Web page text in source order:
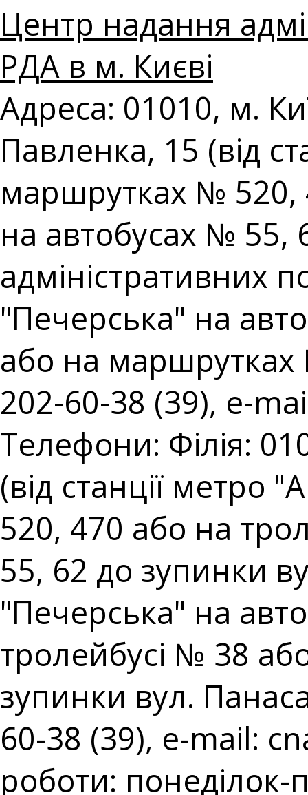
Центр надання
РДА в м. Києві
Адреса: 01010, м.
Павленка, 15 (від
маршрутках № 520,
на автобусах № 55,
адміністративних
"Печерська" на
або на маршрутках
202-60-38 (39), e-
Телефони: Філія:
(від станції
520, 470 або на
55, 62 до зупинки
"Печерська" на
тролейбусі № 38
зупинки вул.
60-38 (39), e-mail:
роботи: